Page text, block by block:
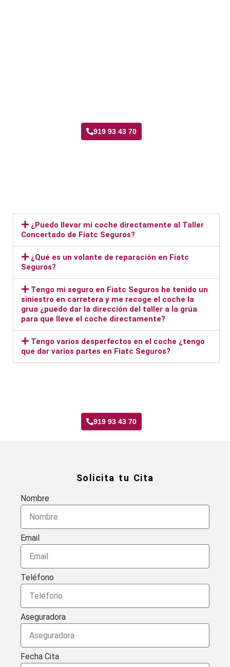
919 93 43 70
¿Puedo llevar mi coche directamente al Taller
Concertado de Fiatc Seguros?
¿Qué es un volante de reparación en Fiatc
Seguros?
Tengo mi seguro en Fiatc Seguros he tenido un
siniestro en carretera y me recoge el coche la
grua ¿puedo dar la dirección del taller a la grúa
para que lleve el coche directamente?
Tengo varios desperfectos en el coche ¿tengo
que dar varios partes en Fiatc Seguros?
919 93 43 70
Solicita tu Cita
Nombre
Email
Teléfono
Aseguradora
Fecha Cita